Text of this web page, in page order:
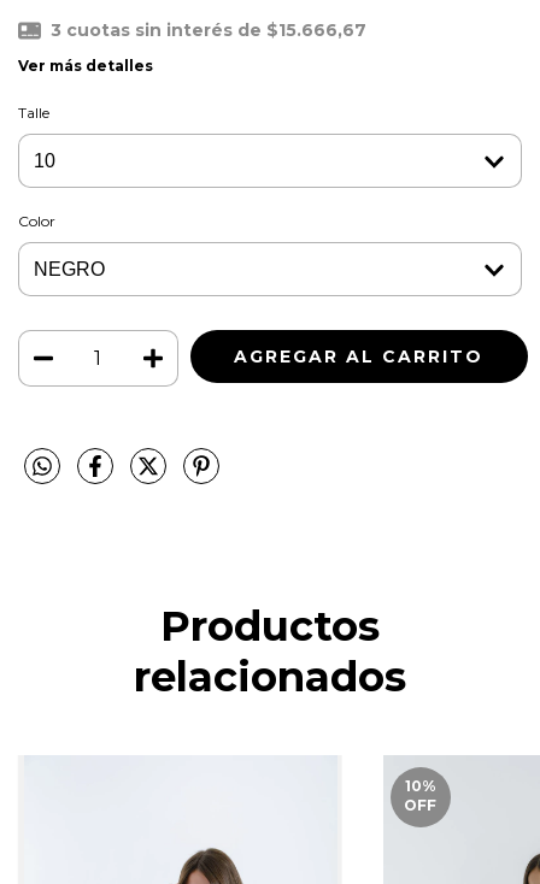
3 cuotas sin interés de $15.666,67
Ver más detalles
Talle
Color
Productos
relacionados
10%
OFF